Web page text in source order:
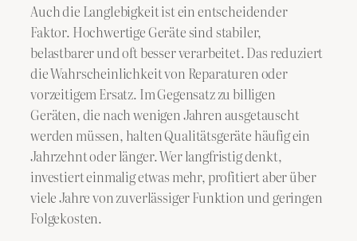
Auch die Langlebigkeit ist ein entscheidender
Faktor. Hochwertige Geräte sind stabiler,
belastbarer und oft besser verarbeitet. Das reduziert
die Wahrscheinlichkeit von Reparaturen oder
vorzeitigem Ersatz. Im Gegensatz zu billigen
Geräten, die nach wenigen Jahren ausgetauscht
werden müssen, halten Qualitätsgeräte häufig ein
Jahrzehnt oder länger. Wer langfristig denkt,
investiert einmalig etwas mehr, profitiert aber über
viele Jahre von zuverlässiger Funktion und geringen
Folgekosten.